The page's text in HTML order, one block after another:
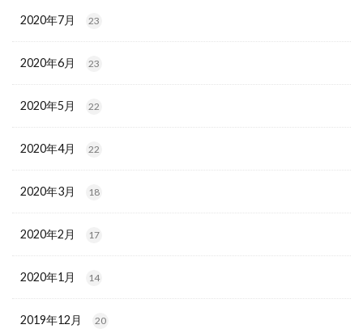
2020年7月 23
2020年6月 23
2020年5月 22
2020年4月 22
2020年3月 18
2020年2月 17
2020年1月 14
2019年12月 20